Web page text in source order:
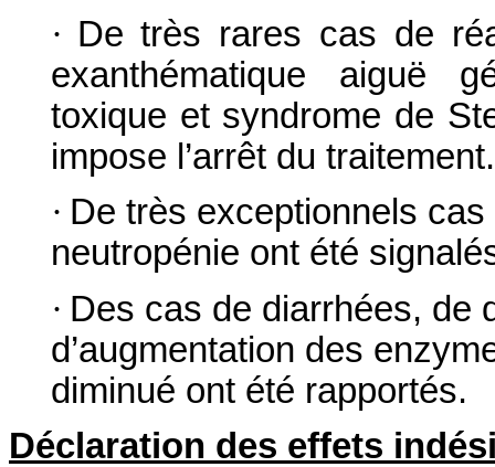
· De très rares cas de
exanthématique aiguë
toxique et syndrome de
impose l’arrêt du traitement.
· De très exceptionnels
neutropénie ont été
· Des cas de diarrhées, de
d’augmentation des
diminué ont été rapportés.
Déclaration des effets